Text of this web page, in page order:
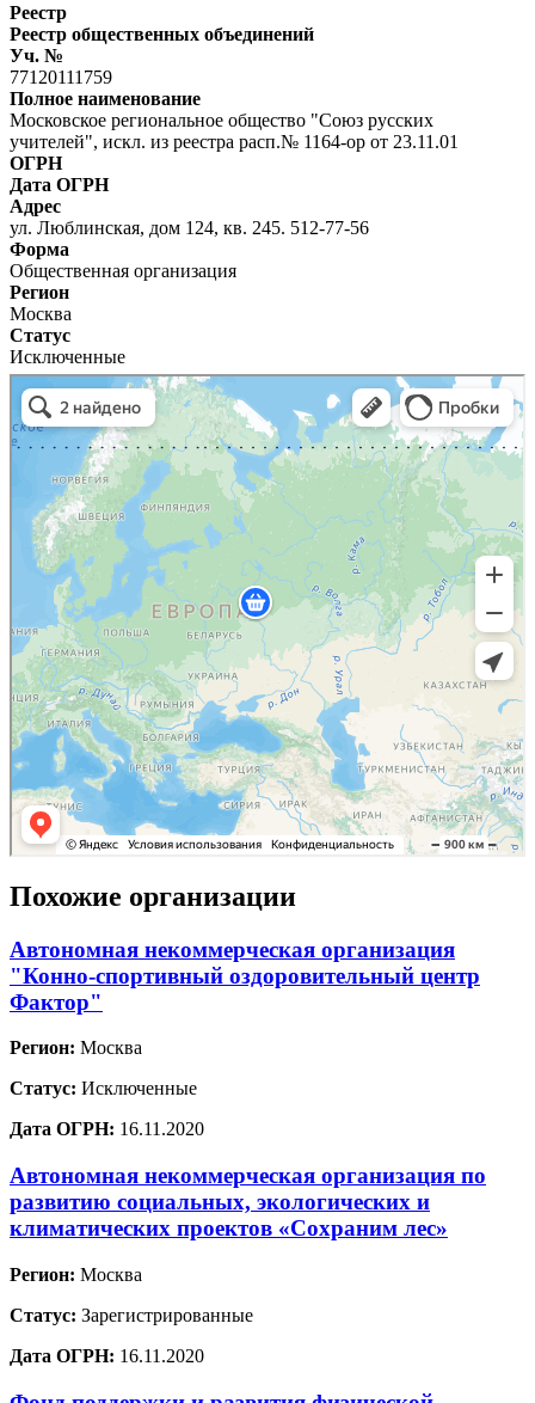
Реестр
Реестр общественных объединений
Уч. №
77120111759
Полное наименование
Московское региональное общество "Союз русских
учителей", искл. из реестра расп.№ 1164-ор от 23.11.01
ОГРН
Дата ОГРН
Адрес
ул. Люблинская, дом 124, кв. 245. 512-77-56
Форма
Общественная организация
Регион
Москва
Статус
Исключенные
Похожие организации
Автономная некоммерческая организация
"Конно-спортивный оздоровительный центр
Фактор"
Регион: Москва
Статус: Исключенные
Дата ОГРН: 16.11.2020
Автономная некоммерческая организация по
развитию социальных, экологических и
климатических проектов «Сохраним лес»
Регион: Москва
Статус: Зарегистрированные
Дата ОГРН: 16.11.2020